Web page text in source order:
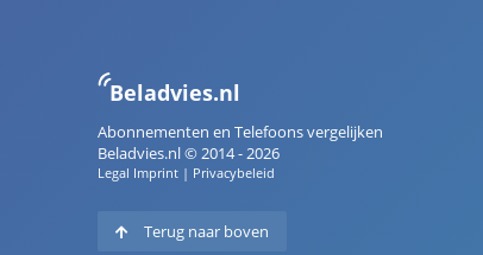
Beladvies.nl
Abonnementen en Telefoons vergelijken
Beladvies.nl © 2014 - 2026
Legal Imprint | Privacybeleid
Terug naar boven